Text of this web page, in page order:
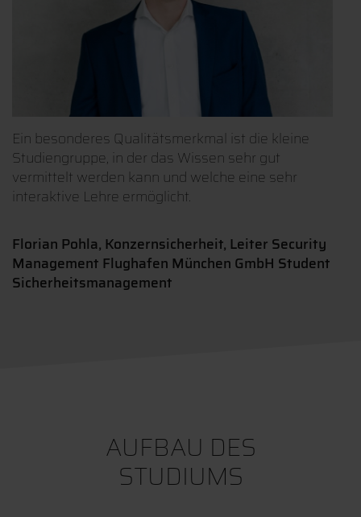
Ein besonderes Qualitätsmerkmal ist die kleine
Studiengruppe, in der das Wissen sehr gut
vermittelt werden kann und welche eine sehr
interaktive Lehre ermöglicht.
Florian Pohla, Konzernsicherheit, Leiter Security
Management Flughafen München GmbH Student
Sicherheitsmanagement
AUFBAU DES
STUDIUMS